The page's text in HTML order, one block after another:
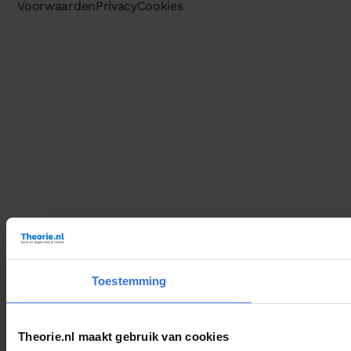
Toestemming
Theorie.nl maakt gebruik van cookies
VoorwaardenPrivacyCookies